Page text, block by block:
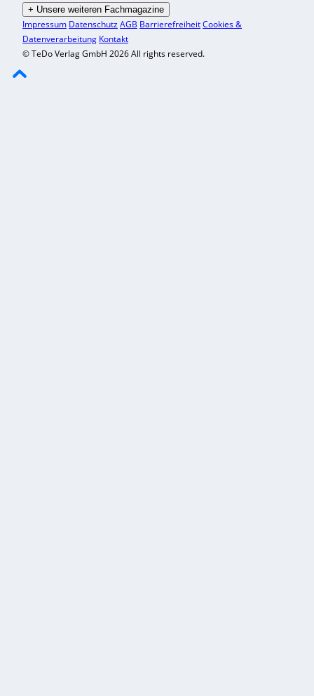
+ Unsere weiteren Fachmagazine
Impressum DatenschutzAGB BarrierefreiheitCookies &
Datenverarbeitung Kontakt
© TeDo Verlag GmbH 2026 All rights reserved.